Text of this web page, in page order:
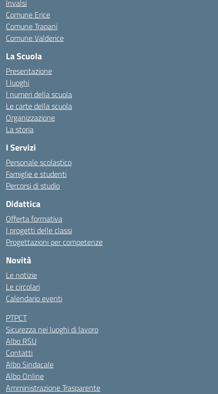
Invalsi
Comune Erice
Comune Trapani
Comune Valderice
La Scuola
Presentazione
I luoghi
I numeri della scuola
Le carte della scuola
Organizzazione
La storia
I Servizi
Personale scolastico
Famiglie e studenti
Percorsi di studio
Didattica
Offerta formativa
I progetti delle classi
Progettazioni per competenze
Novità
Le notizie
Le circolari
Calendario eventi
PTPCT
Sicurezza nei luoghi di lavoro
Albo RSU
Contatti
Albo Sindacale
Albo Online
Amministrazione Trasparente